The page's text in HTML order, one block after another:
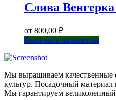
Слива
от 800,00 ₽
Выберите параметрыЭтот
Мы выращиваем качественные
культур. Посадочный
Мы гарантируем